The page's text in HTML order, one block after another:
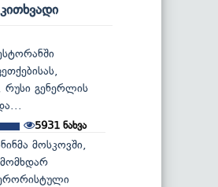
რუსი გენერლის
5931 ნახვა
მოსკოვში,